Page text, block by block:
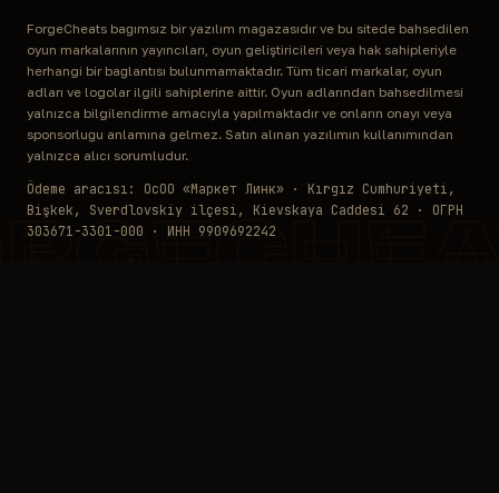
ForgeCheats bağımsız bir yazılım mağazasıdır ve bu sitede bahsedilen
oyun markalarının yayıncıları, oyun geliştiricileri veya hak sahipleriyle
herhangi bir bağlantısı bulunmamaktadır. Tüm ticari markalar, oyun
adları ve logolar ilgili sahiplerine aittir. Oyun adlarından bahsedilmesi
yalnızca bilgilendirme amacıyla yapılmaktadır ve onların onayı veya
sponsorluğu anlamına gelmez. Satın alınan yazılımın kullanımından
yalnızca alıcı sorumludur.
Ödeme aracısı: ОсОО «Маркет Линк» · Kırgız Cumhuriyeti,
Bişkek, Sverdlovskiy ilçesi, Kievskaya Caddesi 62 · ОГРН
303671-3301-000 · ИНН 9909692242